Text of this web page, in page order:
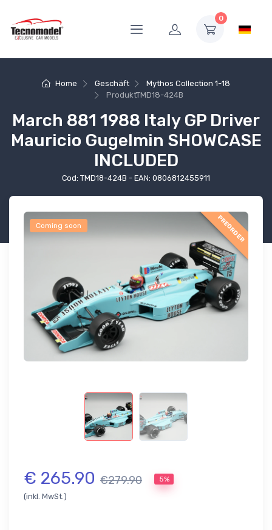
0
Home Geschäft
Mythos Collection 1-18
ProduktTMD18-424B
March 881 1988 Italy GP Driver
Mauricio Gugelmin SHOWCASE
INCLUDED
Cod: TMD18-424B - EAN: 0806812455911
Coming soon PREORDER
€ 265.90 €279.90 5%
(inkl. MwSt.)